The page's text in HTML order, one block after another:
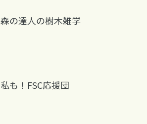
森の達人の樹木雑学
私も！FSC応援団